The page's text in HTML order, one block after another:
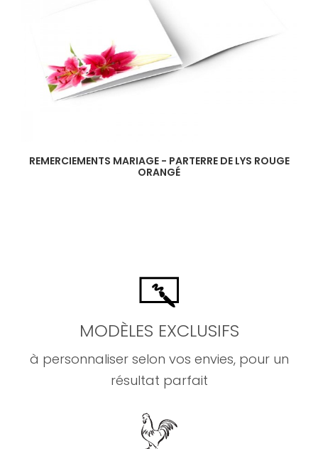
REMERCIEMENTS MARIAGE - PARTERRE DE LYS ROUGE
ORANGÉ
MODÈLES EXCLUSIFS
à personnaliser selon vos envies, pour un
résultat parfait